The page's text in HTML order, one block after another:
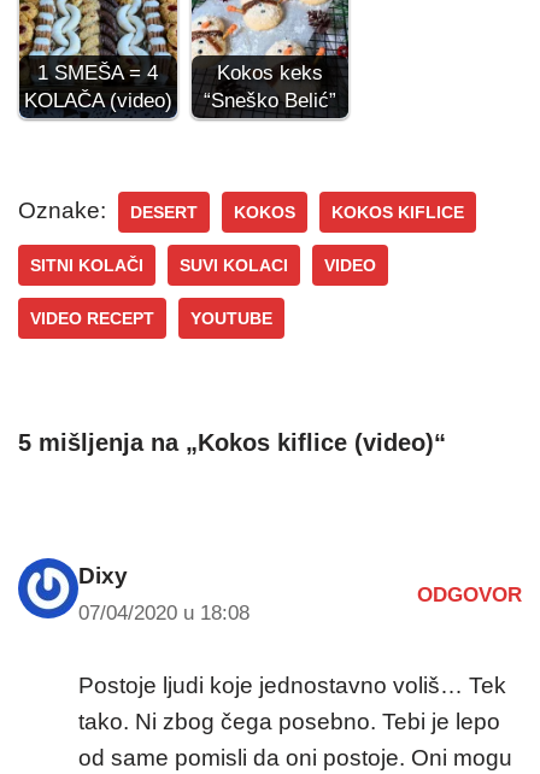
1 SMEŠA = 4
KOLAČA (video)
Kokos keks
“Sneško Belić”
Oznake: DESERT KOKOS KOKOS KIFLICE
SITNI KOLAČI SUVI KOLACI VIDEO
VIDEO RECEPT YOUTUBE
5 mišljenja na „Kokos kiflice (video)“
Dixy
07/04/2020 u 18:08
ODGOVOR
Postoje ljudi koje jednostavno voliš… Tek
tako. Ni zbog čega posebno. Tebi je lepo
od same pomisli da oni postoje. Oni mogu